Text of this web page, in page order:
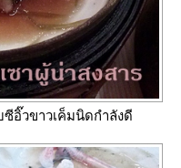
อิ๊วขาวเค็มนิดกำลังดี